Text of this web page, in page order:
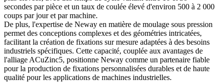
secondes par pièce et un taux de coulée élevé d'environ 500 à 2 000
coups par jour et par machine.
De plus, l'expertise de Neway en matière de moulage sous pression
permet des conceptions complexes et des géométries intricatées,
facilitant la création de fixations sur mesure adaptées à des besoins
industriels spécifiques. Cette capacité, couplée aux avantages de
l'alliage ACuZinc5, positionne Neway comme un partenaire fiable
pour la production de fixations personnalisées durables et de haute
qualité pour les applications de machines industrielles.